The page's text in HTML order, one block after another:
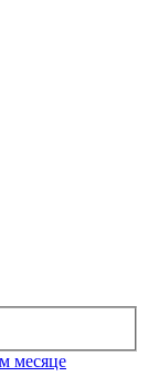
месяце